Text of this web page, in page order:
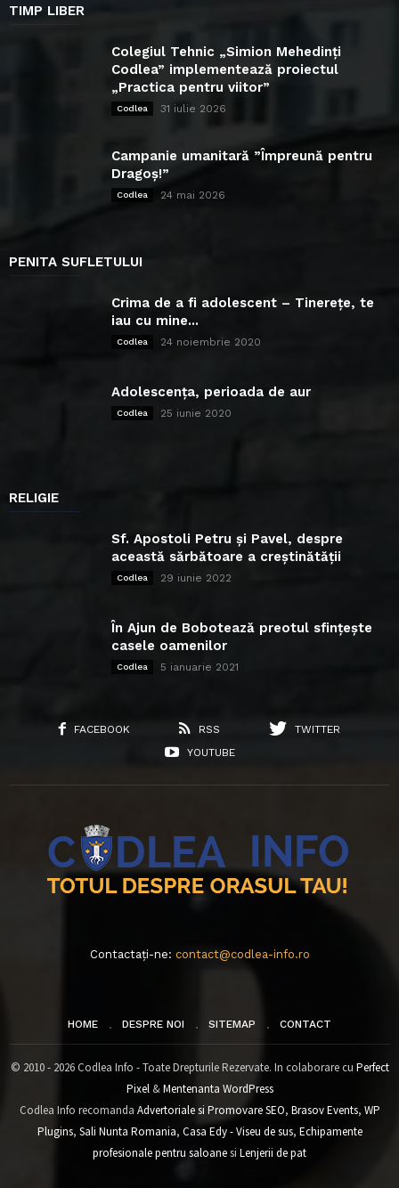
TIMP LIBER
Colegiul Tehnic „Simion Mehedinți
Codlea” implementează proiectul
„Practica pentru viitor”
Codlea 31 iulie 2026
Campanie umanitară ”Împreună pentru
Dragoș!”
Codlea 24 mai 2026
PENITA SUFLETULUI
Crima de a fi adolescent – Tinerețe, te
iau cu mine...
Codlea 24 noiembrie 2020
Adolescența, perioada de aur
Codlea 25 iunie 2020
RELIGIE
Sf. Apostoli Petru și Pavel, despre
această sărbătoare a creștinătății
Codlea 29 iunie 2022
În Ajun de Bobotează preotul sfințește
casele oamenilor
Codlea 5 ianuarie 2021
FACEBOOK RSS
TWITTER
YOUTUBE
Contactați-ne: contact@codlea-info.ro
HOME DESPRE NOI SITEMAP CONTACT
© 2010 - 2026 Codlea Info - Toate Drepturile Rezervate. In colaborare cu Perfect
Pixel&Mentenanta WordPress
Codlea Info recomanda Advertoriale si Promovare SEO, Brasov Events, WP
Plugins, Sali Nunta Romania, Casa Edy - Viseu de sus, Echipamente
profesionale pentru saloanesi Lenjerii de pat